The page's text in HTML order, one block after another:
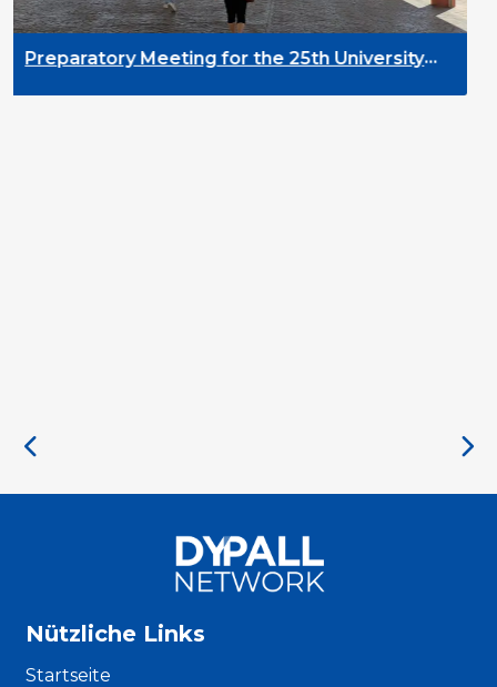
for the 25th University
DYPALL
2026 in Malta
Nützliche Links
Startseite